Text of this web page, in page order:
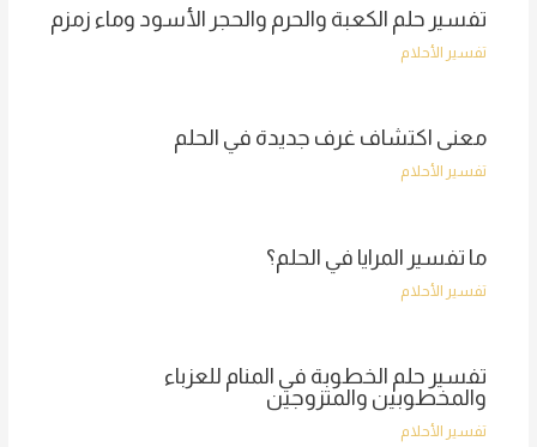
تفسير حلم الكعبة والحرم والحجر الأسود وماء زمزم
تفسير الأحلام
معنى اكتشاف غرف جديدة في الحلم
تفسير الأحلام
ما تفسير المرايا في الحلم؟
تفسير الأحلام
تفسير حلم الخطوبة في المنام للعزباء
والمخطوبين والمتزوجين
تفسير الأحلام